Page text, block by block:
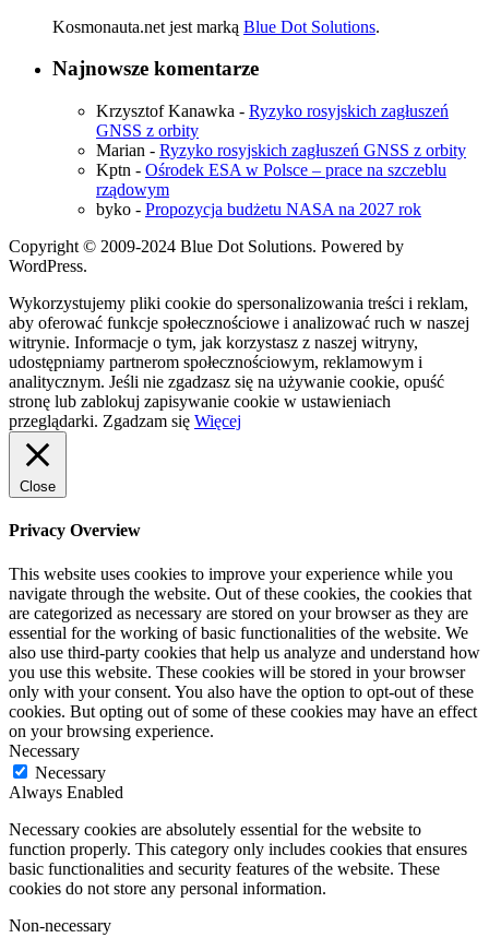
Kosmonauta.net jest marką Blue Dot Solutions.
Najnowsze komentarze
Krzysztof Kanawka - Ryzyko rosyjskich zagłuszeń
GNSS z orbity
Marian - Ryzyko rosyjskich zagłuszeń GNSS z orbity
Kptn - Ośrodek ESA w Polsce – prace na szczeblu
rządowym
byko - Propozycja budżetu NASA na 2027 rok
Copyright © 2009-2024 Blue Dot Solutions. Powered by
WordPress.
Wykorzystujemy pliki cookie do spersonalizowania treści i reklam,
aby oferować funkcje społecznościowe i analizować ruch w naszej
witrynie. Informacje o tym, jak korzystasz z naszej witryny,
udostępniamy partnerom społecznościowym, reklamowym i
analitycznym. Jeśli nie zgadzasz się na używanie cookie, opuść
stronę lub zablokuj zapisywanie cookie w ustawieniach
przeglądarki. Zgadzam się Więcej
Close
Privacy Overview
This website uses cookies to improve your experience while you
navigate through the website. Out of these cookies, the cookies that
are categorized as necessary are stored on your browser as they are
essential for the working of basic functionalities of the website. We
also use third-party cookies that help us analyze and understand how
you use this website. These cookies will be stored in your browser
only with your consent. You also have the option to opt-out of these
cookies. But opting out of some of these cookies may have an effect
on your browsing experience.
Necessary
Necessary
Always Enabled
Necessary cookies are absolutely essential for the website to
function properly. This category only includes cookies that ensures
basic functionalities and security features of the website. These
cookies do not store any personal information.
Non-necessary